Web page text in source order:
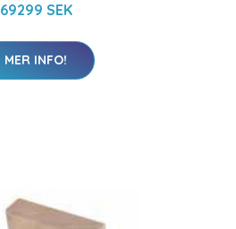
69299 SEK
MER INFO!